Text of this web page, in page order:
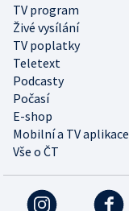
TV program
Živé vysílání
TV poplatky
Teletext
Podcasty
Počasí
E-shop
Mobilní a TV aplikace
Vše o ČT